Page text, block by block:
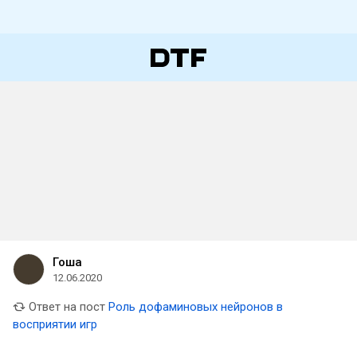
Гоша
12.06.2020
Ответ на пост Роль дофаминовых нейронов в
восприятии игр